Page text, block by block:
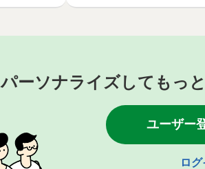
12事業者
パーソナライズしてもっと
ユーザー
ロ